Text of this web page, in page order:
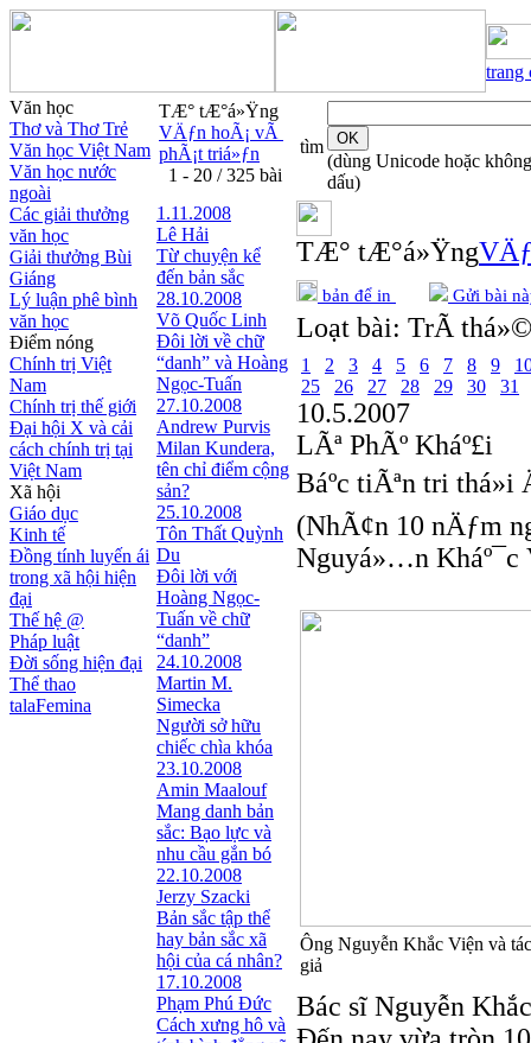
trang
Văn học
Thơ và Thơ Trẻ
Văn học Việt Nam
Văn học nước
ngoài
Các giải thưởng
văn học
Giải thưởng Bùi
Giáng
Lý luận phê bình
văn học
Điểm nóng
Chính trị Việt
Nam
Chính trị thế giới
Đại hội X và cải
cách chính trị tại
Việt Nam
Xã hội
Giáo dục
Kinh tế
Đồng tính luyến ái
trong xã hội hiện
đại
Thế hệ @
Pháp luật
Đời sống hiện đại
Thể thao
talaFemina
TÆ° tÆ°á»Ÿng
VÄƒn hoÃ¡ vÃ
phÃ¡t triá»ƒn
1 - 20 / 325 bài
1.11.2008
Lê Hải
Từ chuyện kể
đến bản sắc
28.10.2008
Võ Quốc Linh
Đôi lời về chữ
“danh” và Hoàng
Ngọc-Tuấn
27.10.2008
Andrew Purvis
Milan Kundera,
tên chỉ điểm cộng
sản?
25.10.2008
Tôn Thất Quỳnh
Du
Đôi lời với
Hoàng Ngọc-
Tuấn về chữ
“danh”
24.10.2008
Martin M.
Simecka
Người sở hữu
chiếc chìa khóa
23.10.2008
Amin Maalouf
Mang danh bản
sắc: Bạo lực và
nhu cầu gắn bó
22.10.2008
Jerzy Szacki
Bản sắc tập thể
hay bản sắc xã
hội của cá nhân?
17.10.2008
Phạm Phú Đức
Cách xưng hô và
tìm
(dùng Unicode hoặc không
dấu)
TÆ° tÆ°á»Ÿng
bản để in Gửi bài
Loạt bài: TrÃ­
1 2 3 4 5 6 7 8 9
25
26 27 28 29 30 31
10.5.2007
LÃª PhÃº Kháº£i
Báº­c tiÃªn tri thá»i
(NhÃ¢n 10 nÄƒm
Nguyá»…n Kháº¯c
Ông Nguyễn Khắc Viện và tác
giả
Bác sĩ Nguyễn